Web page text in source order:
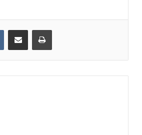
VKontakteShare via Email Print